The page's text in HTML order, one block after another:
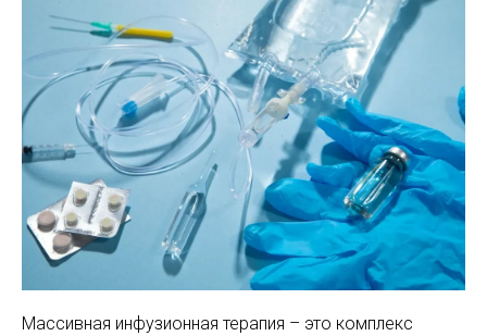
Массивная инфузионная терапия – это комплекс